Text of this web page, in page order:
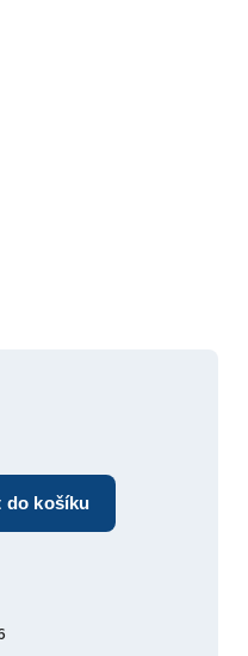
do košíku